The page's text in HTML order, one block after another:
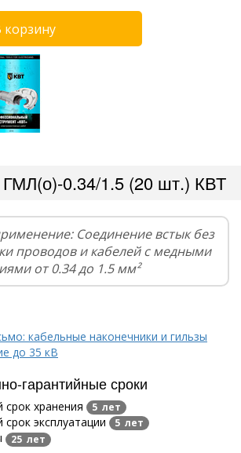
0.34/1.5 (20 шт.) КВТ
Соединение встык без
проводов и кабелей с медными
от 0.34 до 1.5 мм²
кабельные наконечники и гильзы
до 35 кВ
гарантийные сроки
срок хранения 5 лет
эксплуатации 5 лет
25 лет